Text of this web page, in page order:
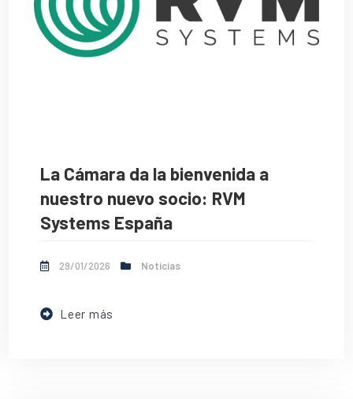
La Cámara da la bienvenida a
nuestro nuevo socio: RVM
Systems España
29/01/2026 Noticias
Leer más